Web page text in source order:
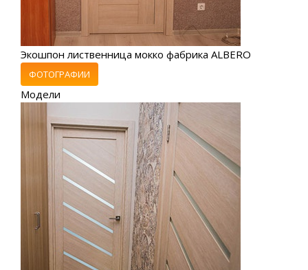
Экошпон лиственница мокко фабрика ALBERO
ФОТОГРАФИИ
Модели